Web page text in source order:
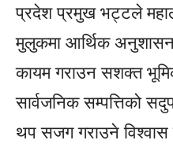
प्रदेश प्रमुख भट्टले
मुलुकमा आर्थिक अनुशासन
कायम गराउन सशक्त
सार्वजनिक सम्पत्तिको
थप सजग गराउने विश्वास